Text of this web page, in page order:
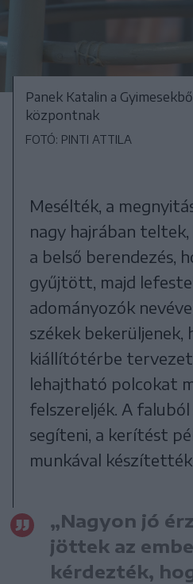
Panek Katalin a
központnak
FOTÓ: PINTI ATTILA
Mesélték, a
nagy hajrában
a belső berendezés,
gyűjtött, majd
adományozók
székek bekerüljenek,
kiállítótérbe
lehajtható polcokat
felszereljék. A
segíteni, a kerítést
munkával készítették
„Nagyon jó
jöttek az
kérdezték,